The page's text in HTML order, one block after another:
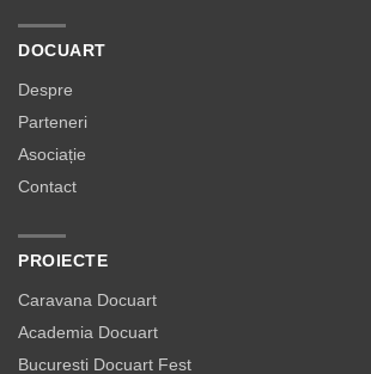
DOCUART
Despre
Parteneri
Asociație
Contact
PROIECTE
Caravana Docuart
Academia Docuart
Bucuresti Docuart Fest